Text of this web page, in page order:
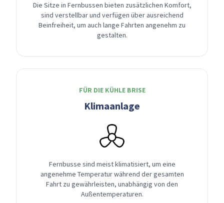
Die Sitze in Fernbussen bieten zusätzlichen Komfort,
sind verstellbar und verfügen über ausreichend
Beinfreiheit, um auch lange Fahrten angenehm zu
gestalten.
FÜR DIE KÜHLE BRISE
Klimaanlage
Fernbusse sind meist klimatisiert, um eine
angenehme Temperatur während der gesamten
Fahrt zu gewährleisten, unabhängig von den
Außentemperaturen.